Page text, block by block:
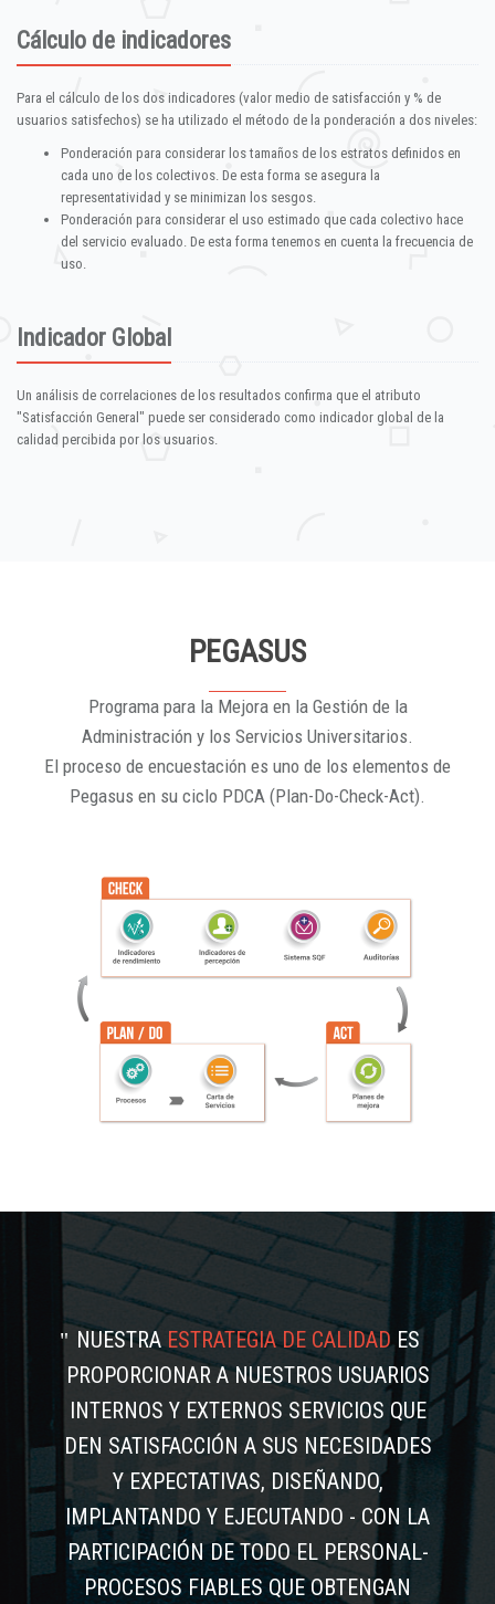
Cálculo de indicadores
Para el cálculo de los dos indicadores (valor medio de satisfacción y % de
usuarios satisfechos) se ha utilizado el método de la ponderación a dos niveles:
Ponderación para considerar los tamaños de los estratos definidos en
cada uno de los colectivos. De esta forma se asegura la
representatividad y se minimizan los sesgos.
Ponderación para considerar el uso estimado que cada colectivo hace
del servicio evaluado. De esta forma tenemos en cuenta la frecuencia de
uso.
Indicador Global
Un análisis de correlaciones de los resultados confirma que el atributo
"Satisfacción General" puede ser considerado como indicador global de la
calidad percibida por los usuarios.
PEGASUS
Programa para la Mejora en la Gestión de la
Administración y los Servicios Universitarios.
El proceso de encuestación es uno de los elementos de
Pegasus en su ciclo PDCA (Plan-Do-Check-Act).
NUESTRAESTRATEGIA DE CALIDADES
PROPORCIONAR A NUESTROS USUARIOS
INTERNOS Y EXTERNOS SERVICIOS QUE
DEN SATISFACCIÓN A SUS NECESIDADES
Y EXPECTATIVAS, DISEÑANDO,
IMPLANTANDO Y EJECUTANDO - CON LA
PARTICIPACIÓN DE TODO EL PERSONAL-
PROCESOS FIABLES QUE OBTENGAN